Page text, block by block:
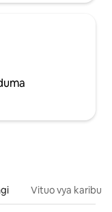
Vituo vya karibu